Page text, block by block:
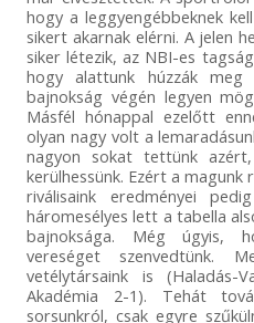
hogy a leggyengébbeknek
sikert akarnak elérni. A jelen
siker létezik, az NBI-es
hogy alattunk húzzák
bajnokság végén legyen
Másfél hónappal ezelőtt
olyan nagy volt a
nagyon sokat tettünk
kerülhessünk. Ezért a
riválisaink eredményei
háromesélyes lett a tabella
bajnoksága. Még úgyis,
vereséget szenvedtünk.
vetélytársaink is (Haladás-
Akadémia 2-1). Tehát
sorsunkról, csak egyre